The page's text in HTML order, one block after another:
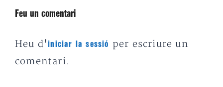
Feu un comentari
Heu d'iniciar la sessió
per escriure un
comentari.